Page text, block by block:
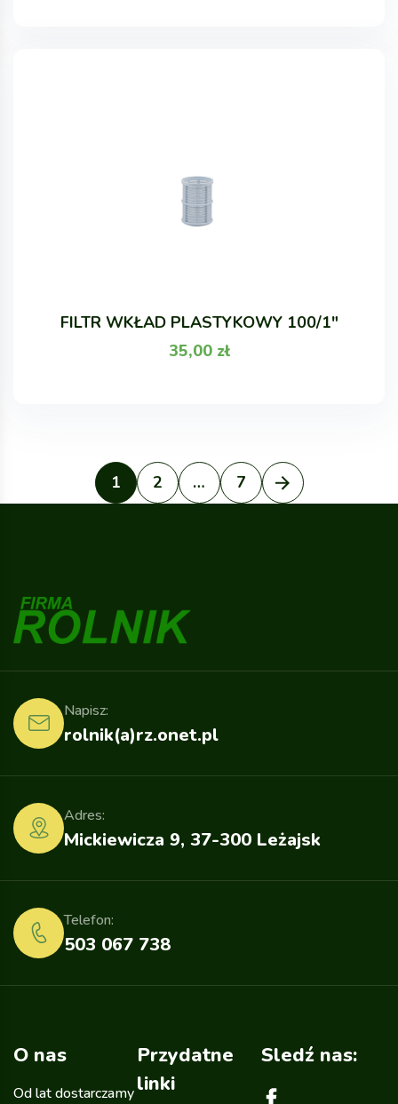
FILTR WKŁAD PLASTYKOWY 100/1"
35,00 zł
1 2 … 7
rolnik(a)rz.onet.pl
Napisz:
Mickiewicza 9, 37-300 Leżajsk
Adres:
503 067 738
Telefon:
O nas
Od lat dostarczamy
Przydatne
linki
Sledź nas: